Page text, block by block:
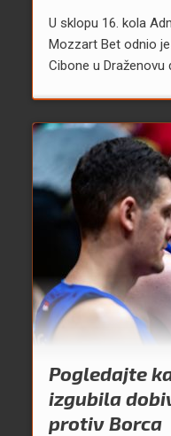
U sklopu 16. kola
Mozzart Bet odnio
Cibone u Draženovu
Pogledajte
izgubila
protiv Borca